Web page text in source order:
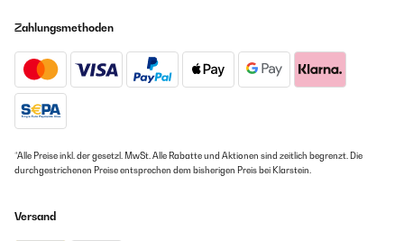
Zahlungsmethoden
*Alle Preise inkl. der gesetzl. MwSt. Alle Rabatte und Aktionen sind zeitlich begrenzt. Die
durchgestrichenen Preise entsprechen dem bisherigen Preis bei Klarstein.
Versand